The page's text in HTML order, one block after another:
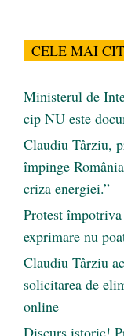
CELE MAI
Ministerul de
cip NU este
Claudiu Târziu,
împinge
criza energiei.”
Protest
exprimare nu
Claudiu Târziu
solicitarea de
online
Discurs istoric!